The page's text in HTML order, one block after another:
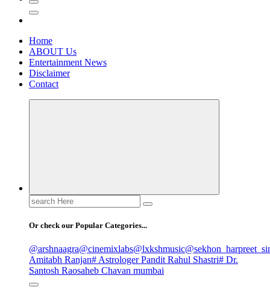
Home
ABOUT Us
Entertainment News
Disclaimer
Contact
Search
for:
Or check our Popular Categories...
@arshnaagra@cinemixlabs@lxkshmusic
Amitabh Ranjan# Astrologer Pandit Rahul Shastri# Dr.
Santosh Raosaheb Chavan mumbai